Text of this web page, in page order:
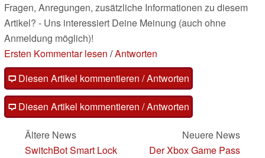
Fragen, Anregungen, zusätzliche Informationen zu diesem
Artikel? - Uns interessiert Deine Meinung (auch ohne
Anmeldung möglich)!
Ersten Kommentar lesen /Antworten
Diesen Artikel kommentieren / Antworten
Diesen Artikel kommentieren / Antworten
Ältere News
SwitchBot Smart Lock
Neuere News
Der Xbox Game Pass